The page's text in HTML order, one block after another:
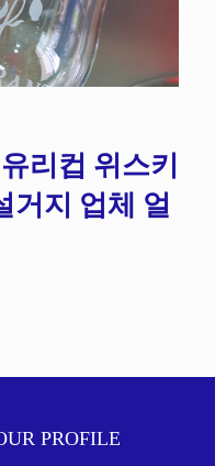
리컵 위스키
거지 업체 얼
PROFILE